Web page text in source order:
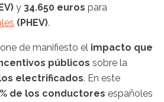
y 34.650 euros para
(PHEV).
de manifiesto el impacto que
públicos sobre la
electrificados. En este
de los conductores españoles